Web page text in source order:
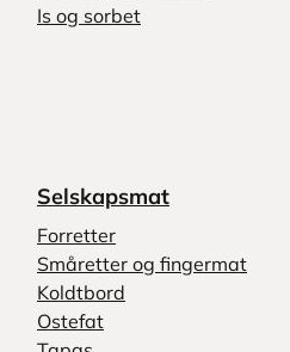
Is og sorbet
Selskapsmat
Forretter
Småretter og fingermat
Koldtbord
Ostefat